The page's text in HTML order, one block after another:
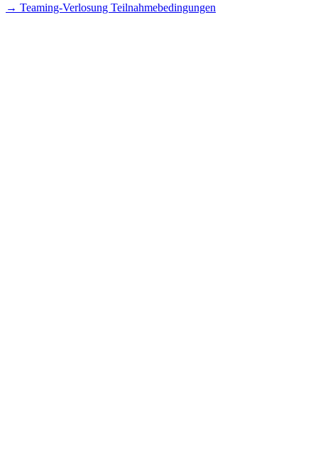
→ Teaming-Verlosung Teilnahmebedingungen